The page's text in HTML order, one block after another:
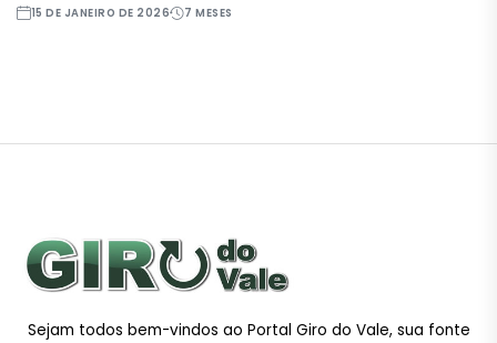
15 DE JANEIRO DE 2026 7 MESES
Sejam todos bem-vindos ao Portal Giro do Vale, sua fonte